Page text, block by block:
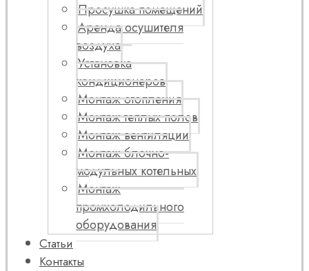
Просушка помещений
Аренда осушителя
воздуха
Установка
кондиционеров
Монтаж отопления
Монтаж теплых полов
Монтаж вентиляции
Монтаж блочно-
модульных котельных
Монтаж
промхолодильного
оборудования
Статьи
Контакты